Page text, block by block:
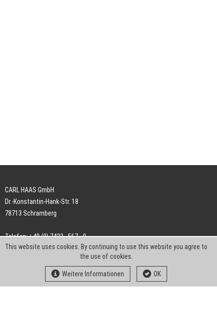
CARL HAAS GmbH
Dr.-Konstantin-Hank-Str. 18
78713 Schramberg
Telefon: +49 (0) 7422 . 567 - 0
Telefax: +49 (0) 7422 . 567 - 239
info-ch@kern-liebers.com
This website uses cookies. By continuing to use this website you agree to
the use of cookies.
Weitere Informationen OK